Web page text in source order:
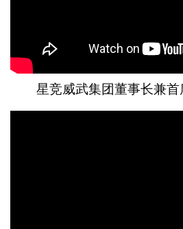
星竞威武集团董事长兼